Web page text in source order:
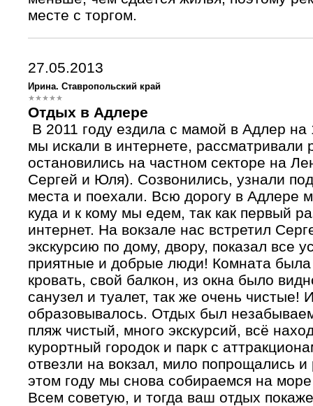
месте с торгом.
27.05.2013
Ирина. Ставропольский край
Отдых в Адлере
В 2011 году ездила с мамой в Адлер
мы искали в интернете, рассматривали
остановились на частном секторе на
Сергей и Юля). Созвонились, узнали
места и поехали. Всю дорогу в Адлере
куда и к кому мы едем, так как первый
интернет. На вокзале нас встретил
экскурсию по дому, двору, показал все
приятные и добрые люди! Комната
кровать, свой балкон, из окна было
санузел и туалет, так же очень чистые!
образовывалось. Отдых был
пляж чистый, много экскурсий, всё
курортный городок и парк с
отвезли на вокзал, мило попрощались
этом году мы снова собираемся на
Всем советую, и тогда ваш отдых